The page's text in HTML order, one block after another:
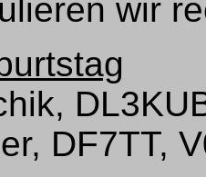
wir
DF7TT,